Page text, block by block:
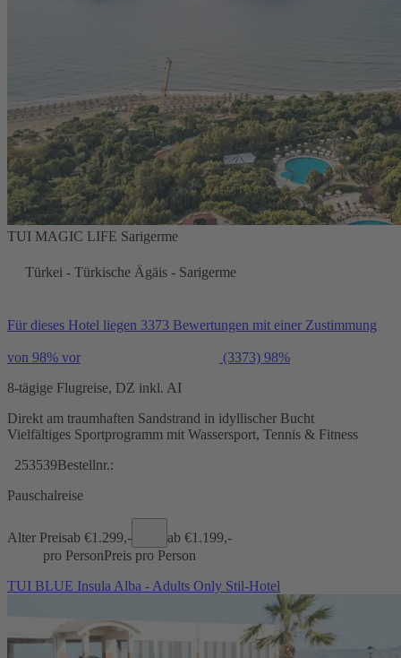
TUI MAGIC LIFE Sarigerme
Türkei - Türkische Ägäis - Sarigerme
Für dieses Hotel liegen 3373 Bewertungen mit einer Zustimmung
von 98% vor (3373) 98%
8-tägige Flugreise, DZ inkl. AI
Direkt am traumhaften Sandstrand in idyllischer Bucht
Vielfältiges Sportprogramm mit Wassersport, Tennis & Fitness
253539Bestellnr.:
Pauschalreise
Alter Preisab €1.299,- ab €1.199,-
pro PersonPreis pro Person
TUI BLUE Insula Alba - Adults Only Stil-Hotel